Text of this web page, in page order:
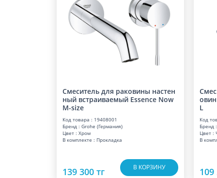
Смеситель для раковины настен
ный встраиваемый Essence Now
M-size
Код товара : 19408001
Бренд : Grohe (Германия)
Цвет : Хром
В комплекте : Прокладка
139 300 тг В КОРЗИНУ
L
Код
Бренд
Цвет :
В
109